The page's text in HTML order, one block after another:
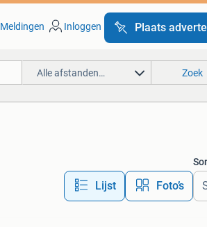
Meldingen Inloggen Plaats
Alle afstanden… Zoek
Lijst Foto’s